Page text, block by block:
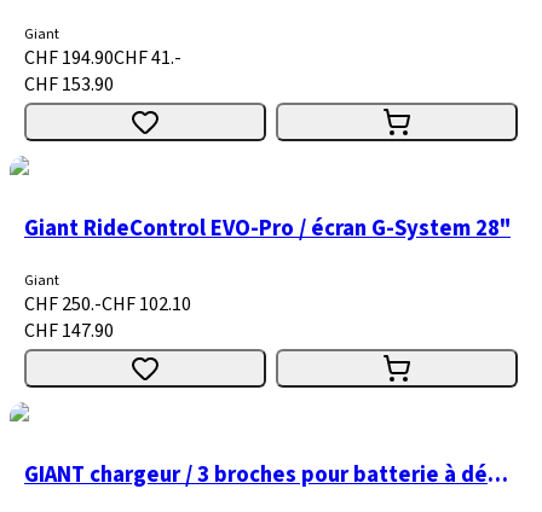
Giant
CHF 194.90CHF 41.-
CHF 153.90
Giant RideControl EVO-Pro / écran G-System 28"
Giant
CHF 250.-CHF 102.10
CHF 147.90
GIANT chargeur / 3 broches pour batterie à déverrouillage latéral